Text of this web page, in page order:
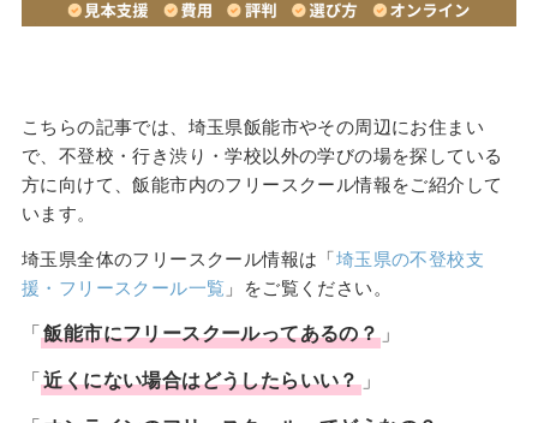
こちらの記事では、埼玉県飯能市やその周辺にお住まい
で、不登校・行き渋り・学校以外の学びの場を探している
方に向けて、飯能市内のフリースクール情報をご紹介して
います。
埼玉県全体のフリースクール情報は「埼玉県の不登校支
援・フリースクール一覧 」をご覧ください。
「飯能市にフリースクールってあるの？ 」
「近くにない場合はどうしたらいい？」